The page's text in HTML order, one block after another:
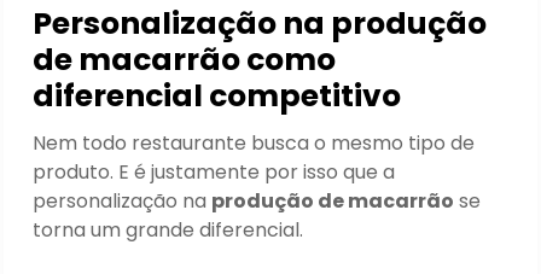
Personalização na produção
de macarrão como
diferencial competitivo
Nem todo restaurante busca o mesmo tipo de
produto. E é justamente por isso que a
personalização na produção de macarrão se
torna um grande diferencial.